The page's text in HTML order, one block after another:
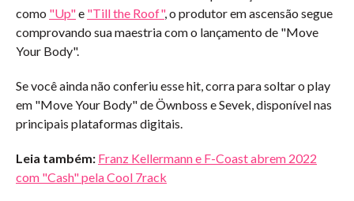
como "Up"e "Till the Roof", o produtor em ascensão segue
comprovando sua maestria com o lançamento de "Move
Your Body".
Se você ainda não conferiu esse hit, corra para soltar o play
em "Move Your Body" de Öwnboss e Sevek, disponível nas
principais plataformas digitais.
Leia também: Franz Kellermann e F-Coast abrem 2022
com "Cash" pela Cool 7rack